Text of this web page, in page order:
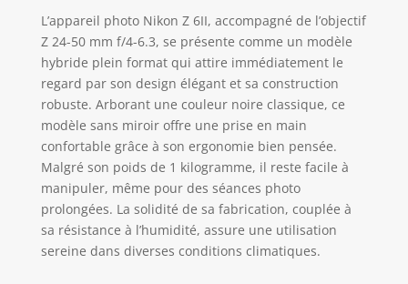
124 images au
format RAW 12 bits
sans compression
en une seule
rafale. DOUBLE
PROCESSEUR
EXPEED. 2
processeurs, cʼest
2 fois plus de
puissance
disponible pour
lʼAF et la mémoire
tampon, entre
L’appareil photo Nikon Z 6II, accompagné de l’objectif
Z 24-50 mm f/4-6.3, se présente comme un modèle
hybride plein format qui attire immédiatement le
regard par son design élégant et sa construction
robuste. Arborant une couleur noire classique, ce
modèle sans miroir offre une prise en main
confortable grâce à son ergonomie bien pensée.
Malgré son poids de 1 kilogramme, il reste facile à
manipuler, même pour des séances photo
prolongées. La solidité de sa fabrication, couplée à
sa résistance à l’humidité, assure une utilisation
sereine dans diverses conditions climatiques.